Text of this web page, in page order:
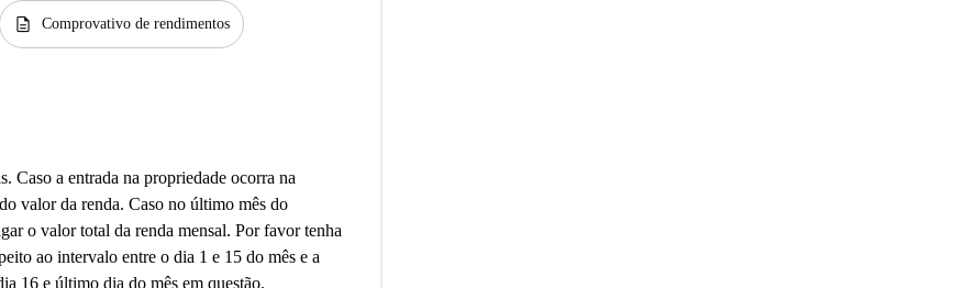
description Comprovativo de rendimentos
Caso a entrada na propriedade ocorra na
valor da renda. Caso no último mês do
o valor total da renda mensal. Por favor tenha
ao intervalo entre o dia 1 e 15 do mês e a
16 e último dia do mês em questão.